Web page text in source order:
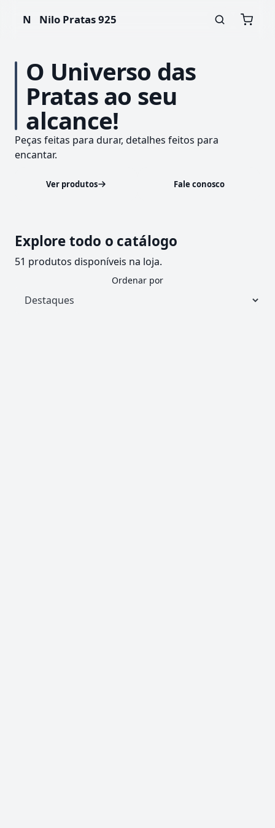
N Nilo Pratas 925
O Universo das
Pratas ao seu
alcance!
Peças feitas para durar, detalhes feitos para
encantar.
Ver produtos Fale conosco
Explore todo o catálogo
51 produtos disponíveis na loja.
Ordenar por